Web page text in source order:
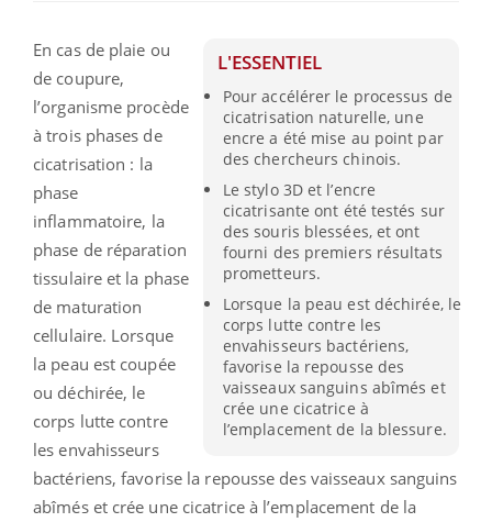
L'ESSENTIEL
Pour accélérer le processus de
cicatrisation naturelle, une
encre a été mise au point par
des chercheurs chinois.
Le stylo 3D et l’encre
cicatrisante ont été testés sur
des souris blessées, et ont
fourni des premiers résultats
prometteurs.
Lorsque la peau est déchirée, le
corps lutte contre les
envahisseurs bactériens,
favorise la repousse des
vaisseaux sanguins abîmés et
crée une cicatrice à
l’emplacement de la blessure.
En cas de plaie ou
de coupure,
l’organisme procède
à trois phases de
cicatrisation : la
phase
inflammatoire, la
phase de réparation
tissulaire et la phase
de maturation
cellulaire. Lorsque
la peau est coupée
ou déchirée, le
corps lutte contre
les envahisseurs
bactériens, favorise la repousse des vaisseaux sanguins
abîmés et crée une cicatrice à l’emplacement de la